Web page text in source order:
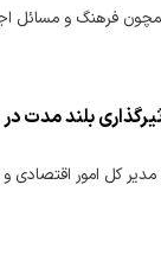
فرهنگ و مسائل
بلند مدت
مدیر کل امور